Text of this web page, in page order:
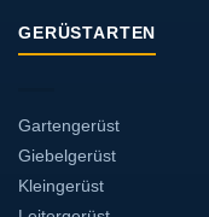
GERÜSTARTEN
Gartengerüst
Giebelgerüst
Kleingerüst